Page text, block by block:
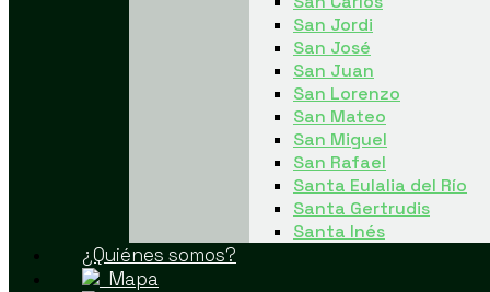
San Jordi
San José
San Juan
San Lorenzo
San Mateo
San Miguel
San Rafael
Santa Eulalia del Río
Santa Gertrudis
Santa Inés
¿Quiénes somos?
Mapa